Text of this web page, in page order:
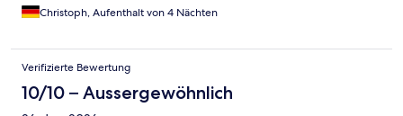
Christoph, Aufenthalt von 4 Nächten
Verifizierte Bewertung
10/10 – Aussergewöhnlich